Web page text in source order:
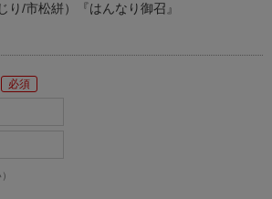
り/市松絣）『はんなり御召』